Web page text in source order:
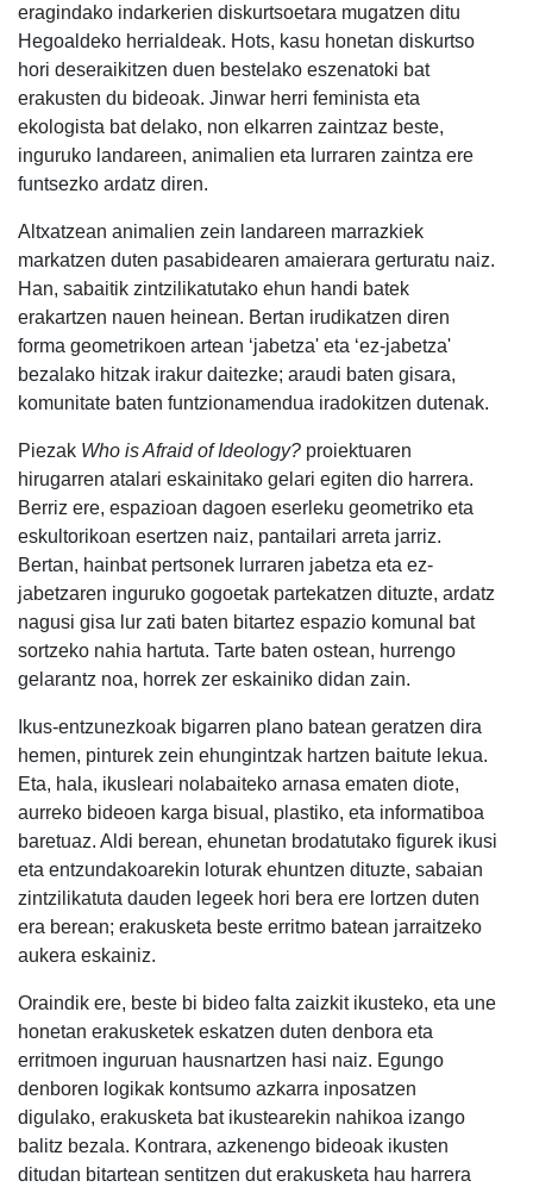
eragindako indarkerien diskurtsoetara mugatzen ditu
Hegoaldeko herrialdeak. Hots, kasu honetan diskurtso
hori deseraikitzen duen bestelako eszenatoki bat
erakusten du bideoak. Jinwar herri feminista eta
ekologista bat delako, non elkarren zaintzaz beste,
inguruko landareen, animalien eta lurraren zaintza ere
funtsezko ardatz diren.
Altxatzean animalien zein landareen marrazkiek
markatzen duten pasabidearen amaierara gerturatu naiz.
Han, sabaitik zintzilikatutako ehun handi batek
erakartzen nauen heinean. Bertan irudikatzen diren
forma geometrikoen artean ‘jabetza' eta ‘ez-jabetza'
bezalako hitzak irakur daitezke; araudi baten gisara,
komunitate baten funtzionamendua iradokitzen dutenak.
Piezak Who is Afraid of Ideology? proiektuaren
hirugarren atalari eskainitako gelari egiten dio harrera.
Berriz ere, espazioan dagoen eserleku geometriko eta
eskultorikoan esertzen naiz, pantailari arreta jarriz.
Bertan, hainbat pertsonek lurraren jabetza eta ez-
jabetzaren inguruko gogoetak partekatzen dituzte, ardatz
nagusi gisa lur zati baten bitartez espazio komunal bat
sortzeko nahia hartuta. Tarte baten ostean, hurrengo
gelarantz noa, horrek zer eskainiko didan zain.
Ikus-entzunezkoak bigarren plano batean geratzen dira
hemen, pinturek zein ehungintzak hartzen baitute lekua.
Eta, hala, ikusleari nolabaiteko arnasa ematen diote,
aurreko bideoen karga bisual, plastiko, eta informatiboa
baretuaz. Aldi berean, ehunetan brodatutako figurek ikusi
eta entzundakoarekin loturak ehuntzen dituzte, sabaian
zintzilikatuta dauden legeek hori bera ere lortzen duten
era berean; erakusketa beste erritmo batean jarraitzeko
aukera eskainiz.
Oraindik ere, beste bi bideo falta zaizkit ikusteko, eta une
honetan erakusketek eskatzen duten denbora eta
erritmoen inguruan hausnartzen hasi naiz. Egungo
denboren logikak kontsumo azkarra inposatzen
digulako, erakusketa bat ikustearekin nahikoa izango
balitz bezala. Kontrara, azkenengo bideoak ikusten
ditudan bitartean sentitzen dut erakusketa hau harrera